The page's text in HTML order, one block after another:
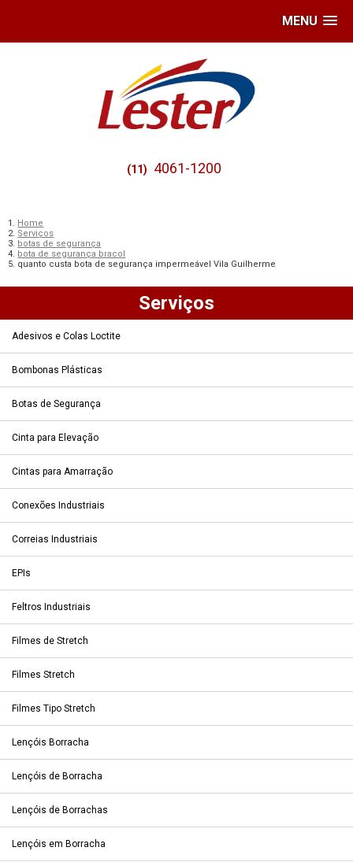
MENU
(11) 4061-1200
Home
Serviços
botas de segurança
bota de segurança bracol
quanto custa bota de segurança impermeável Vila Guilherme
Serviços
Adesivos e Colas Loctite
Bombonas Plásticas
Botas de Segurança
Cinta para Elevação
Cintas para Amarração
Conexões Industriais
Correias Industriais
EPIs
Feltros Industriais
Filmes de Stretch
Filmes Stretch
Filmes Tipo Stretch
Lençóis Borracha
Lençóis de Borracha
Lençóis de Borrachas
Lençóis em Borracha